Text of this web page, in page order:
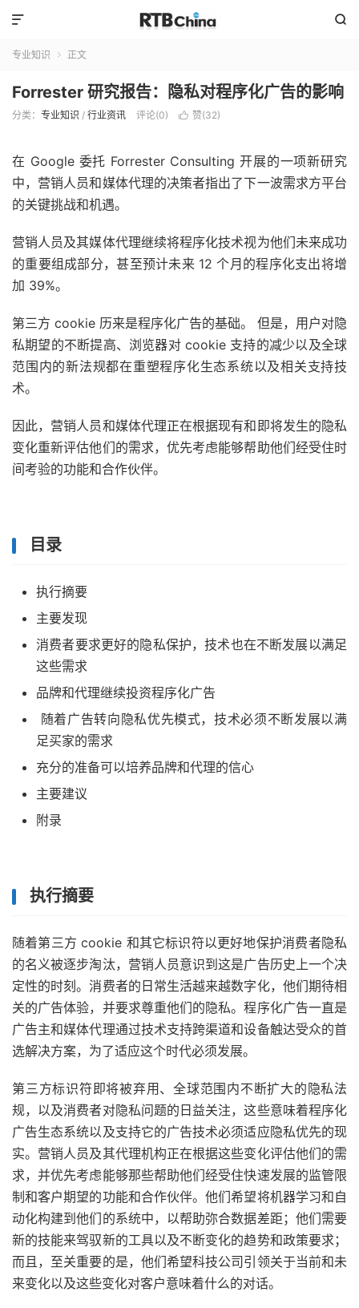


专业知识  正文
Forrester 研究报告：隐私对程序化广告的影响
分类： 专业知识 / 行业资讯 评论(0)  赞(32)
在 Google 委托 Forrester Consulting 开展的一项新研究
中，营销人员和媒体代理的决策者指出了下一波需求方平台
的关键挑战和机遇。
营销人员及其媒体代理继续将程序化技术视为他们未来成功
的重要组成部分，甚至预计未来 12 个月的程序化支出将增
加 39%。
第三方 cookie 历来是程序化广告的基础。 但是，用户对隐
私期望的不断提高、浏览器对 cookie 支持的减少以及全球
范围内的新法规都在重塑程序化生态系统以及相关支持技
术。
因此，营销人员和媒体代理正在根据现有和即将发生的隐私
变化重新评估他们的需求，优先考虑能够帮助他们经受住时
间考验的功能和合作伙伴。
目录
执行摘要
主要发现
消费者要求更好的隐私保护，技术也在不断发展以满足
这些需求
品牌和代理继续投资程序化广告
随着广告转向隐私优先模式，技术必须不断发展以满
足买家的需求
充分的准备可以培养品牌和代理的信心
主要建议
附录
执行摘要
随着第三方 cookie 和其它标识符以更好地保护消费者隐私
的名义被逐步淘汰，营销人员意识到这是广告历史上一个决
定性的时刻。消费者的日常生活越来越数字化，他们期待相
关的广告体验，并要求尊重他们的隐私。程序化广告一直是
广告主和媒体代理通过技术支持跨渠道和设备触达受众的首
选解决方案，为了适应这个时代必须发展。
第三方标识符即将被弃用、全球范围内不断扩大的隐私法
规，以及消费者对隐私问题的日益关注，这些意味着程序化
广告生态系统以及支持它的广告技术必须适应隐私优先的现
实。营销人员及其代理机构正在根据这些变化评估他们的需
求，并优先考虑能够那些帮助他们经受住快速发展的监管限
制和客户期望的功能和合作伙伴。他们希望将机器学习和自
动化构建到他们的系统中，以帮助弥合数据差距；他们需要
新的技能来驾驭新的工具以及不断变化的趋势和政策要求；
而且，至关重要的是，他们希望科技公司引领关于当前和未
来变化以及这些变化对客户意味着什么的对话。